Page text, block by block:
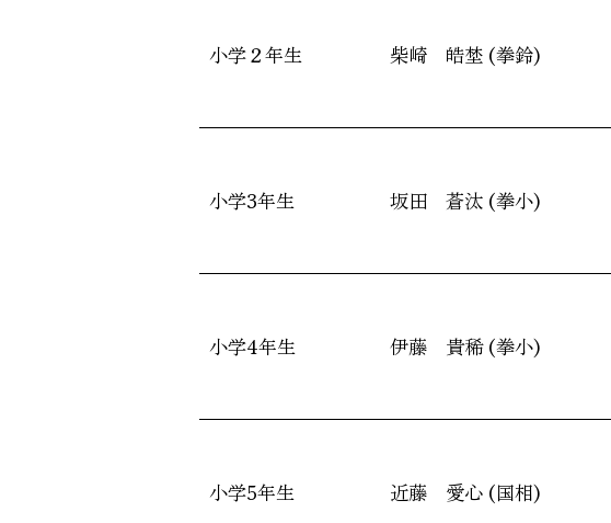
小学２年生 柴崎 皓埜 (拳鈴)
小学3年生 坂田 蒼汰 (拳小)
小学4年生 伊藤 貴稀 (拳小)
小学5年生 近藤 愛心 (国相)